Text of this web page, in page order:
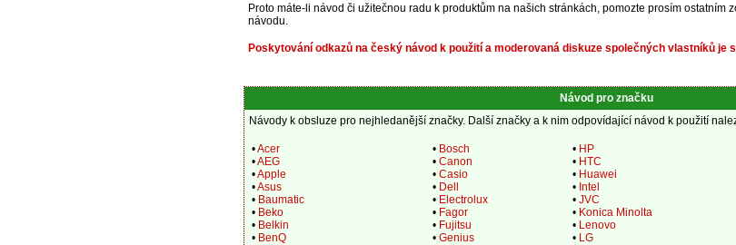
Proto máte-li návod či užitečnou radu k produktům na našich stránkách, pomozte prosím ostatním
návodu.
Poskytování odkazů na český návod k použití a moderovaná diskuze společných vlastníků je
Návod pro značku
Návody k obsluze pro nejhledanější značky. Další značky a k nim odpovídající návod k použití
•Acer
•AEG
•Apple
•Asus
• Baumatic
• Beko
• Belkin
• BenQ
• Bosch
• Canon
• Casio
• Dell
• Electrolux
• Fagor
• Fujitsu
• Genius
• HP
• HTC
• Huawei
• Intel
• JVC
• Konica Minolta
• Lenovo
• LG